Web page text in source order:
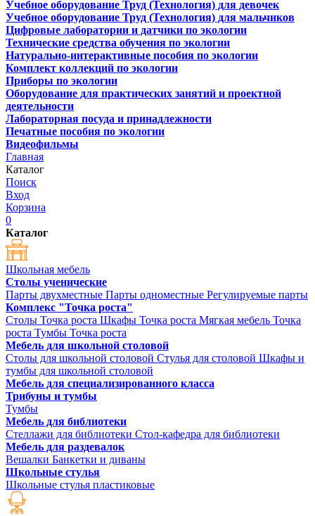
Учебное оборудование Труд (Технология) для девочек
Учебное оборудование Труд (Технология) для мальчиков
Цифровые лаборатории и датчики по экологии
Технические средства обучения по экологии
Натурально-интерактивные пособия по экологии
Комплект коллекций по экологии
Приборы по экологии
Оборудование для практических занятий и проектной
деятельности
Лабораторная посуда и принадлежности
Печатные пособия по экологии
Видеофильмы
Главная
Каталог
Поиск
Вход
Корзина
0
Каталог
Школьная мебель
Столы ученические
Парты двухместные Парты одноместные Регулируемые парты
Комплекс "Точка роста"
Столы Точка роста Шкафы Точка роста Мягкая мебель Точка
роста Тумбы Точка роста
Мебель для школьной столовой
Столы для школьной столовой Стулья для столовой Шкафы и
тумбы для школьной столовой
Мебель для специализированного класса
Трибуны и тумбы
Тумбы
Мебель для библиотеки
Стеллажи для библиотеки Стол-кафедра для библиотеки
Мебель для раздевалок
Вешалки Банкетки и диваны
Школьные стулья
Школьные стулья пластиковые